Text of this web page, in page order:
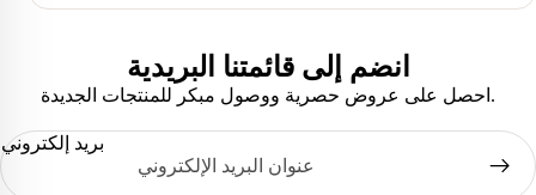
انضم إلى قائمتنا البريدية
احصل على عروض حصرية ووصول مبكر للمنتجات الجديدة.
بريد إلكتروني
سياسة الخصوصية